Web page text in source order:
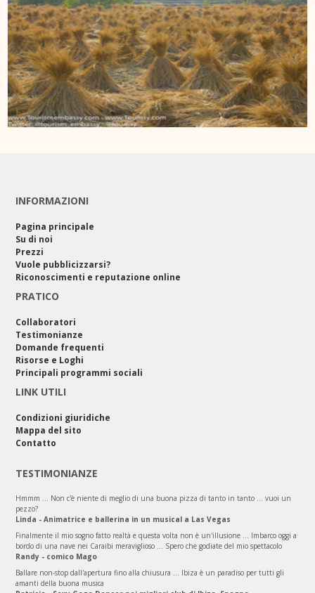
INFORMAZIONI
Pagina principale
Su di noi
Prezzi
Vuole pubblicizzarsi?
Riconoscimenti e reputazione online
PRATICO
Collaboratori
Testimonianze
Domande frequenti
Risorse e Loghi
Principali programmi sociali
LINK UTILI
Condizioni giuridiche
Mappa del sito
Contatto
TESTIMONIANZE
Hmmm ... Non c'è niente di meglio di una buona pizza di tanto in tanto ... vuoi un
pezzo?
Linda - Animatrice e ballerina in un musical a Las Vegas
Finalmente il mio sogno fatto realtà e questa volta non è un'illusione ... Imbarco oggi a
bordo di una nave nei Caraibi meraviglioso ... Spero che godiate del mio spettacolo
Randy - comico Mago
Ballare non-stop dall'apertura fino alla chiusura ... Ibiza è un paradiso per tutti gli
amanti della buona musica